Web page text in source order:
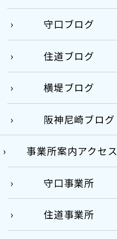
守口ブログ
住道ブログ
横堤ブログ
阪神尼崎ブログ
事業所案内アクセス
守口事業所
住道事業所